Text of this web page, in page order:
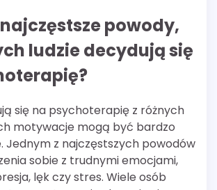
powody,
ludzie decydują się
się na psychoterapię z różnych
motywacje mogą być bardzo
Jednym z najczęstszych powodów
sobie z trudnymi emocjami,
lęk czy stres. Wiele osób